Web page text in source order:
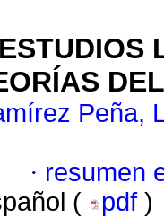
ESTUDIOS
Peña,
· resumen
(
pdf )